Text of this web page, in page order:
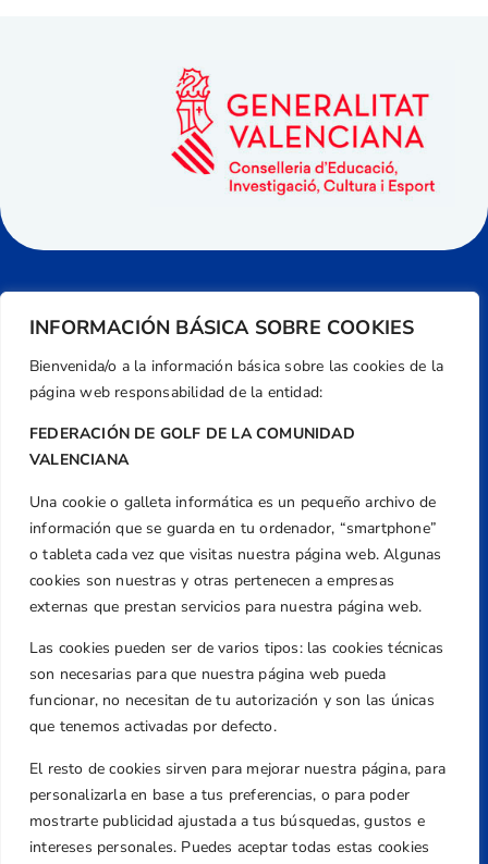
INFORMACIÓN BÁSICA SOBRE COOKIES
Bienvenida/o a la información básica sobre las cookies de la
página web responsabilidad de la entidad:
FEDERACIÓN DE GOLF DE LA COMUNIDAD
VALENCIANA
Una cookie o galleta informática es un pequeño archivo de
información que se guarda en tu ordenador, “smartphone”
o tableta cada vez que visitas nuestra página web. Algunas
cookies son nuestras y otras pertenecen a empresas
externas que prestan servicios para nuestra página web.
Las cookies pueden ser de varios tipos: las cookies técnicas
son necesarias para que nuestra página web pueda
funcionar, no necesitan de tu autorización y son las únicas
que tenemos activadas por defecto.
El resto de cookies sirven para mejorar nuestra página, para
personalizarla en base a tus preferencias, o para poder
mostrarte publicidad ajustada a tus búsquedas, gustos e
intereses personales. Puedes aceptar todas estas cookies
Dirección
Centre de L´Esport, Carrer d'Isaac Peral i
Caballero, Nº 5, Despachos 2 y 3, 46980,
Valencia
+34 961 367 799
Email
federacion@golfcv.com
Aviso Legal
Política de Privacidad
Transparencia